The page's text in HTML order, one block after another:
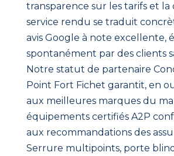
transparence sur les tarifs et
service rendu se traduit
avis Google à note excellente,
spontanément par des clients
Notre statut de partenaire
Point Fort Fichet garantit, en
aux meilleures marques du
équipements certifiés A2P
aux recommandations des
Serrure multipoints, porte